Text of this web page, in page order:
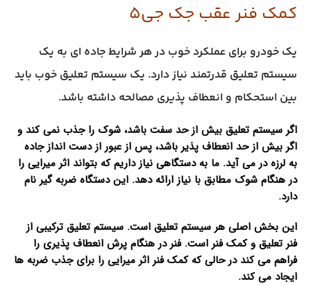
کمک فنر عقب جک جی5
یک خودرو برای عملکرد خوب در هر شرایط جاده ای به یک
سیستم تعلیق قدرتمند نیاز دارد. یک سیستم تعلیق خوب باید
بین استحکام و انعطاف پذیری مصالحه داشته باشد.
اگر سیستم تعلیق بیش از حد سفت باشد، شوک را جذب نمی کند و
اگر بیش از حد انعطاف پذیر باشد، پس از عبور از دست انداز جاده
به لرزه در می آید. ما به دستگاهی نیاز داریم که بتواند اثر میرایی را
در هنگام شوک مطابق با نیاز ارائه دهد. این دستگاه ضربه گیر نام
دارد.
این بخش اصلی هر سیستم تعلیق است. سیستم تعلیق ترکیبی از
فنر تعلیق و کمک فنر است. فنر در هنگام پرش انعطاف پذیری را
فراهم می کند در حالی که کمک فنر اثر میرایی را برای جذب ضربه ها
ایجاد می کند.